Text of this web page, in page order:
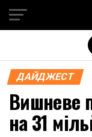
ДАЙДЖЕСТ
Вишневе
на 31